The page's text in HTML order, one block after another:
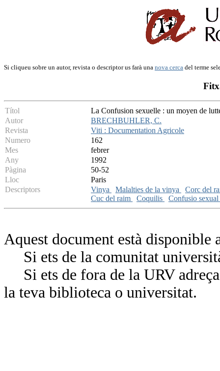
Si cliqueu sobre un autor, revista o descriptor us farà una nova cerca del terme
Títol
La Confusion sexuelle : un moyen de
Autor
BRECHBUHLER, C.
Revista
Viti : Documentation Agricole
Numero
162
Mes
febrer
Any
1992
Pàgina
50-52
Lloc
Paris
Descriptors
Vinya Malalties de la vinya
Corc del
Cuc del raim
Coquilis Confusio sexual
Aquest document està
Si ets de la comunitat
Si ets de fora de la URV
la teva biblioteca o universitat.